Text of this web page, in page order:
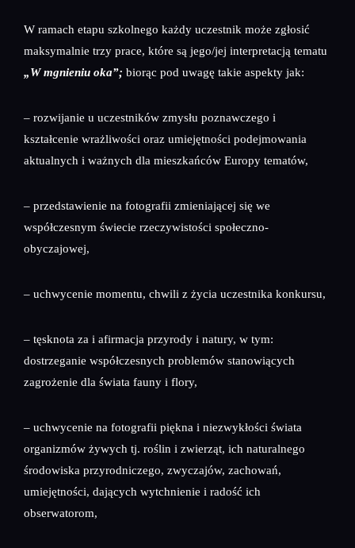
W ramach etapu szkolnego każdy uczestnik może zgłosić
maksymalnie trzy prace, które są jego/jej interpretacją tematu
„W mgnieniu oka”; biorąc pod uwagę takie aspekty jak:
– rozwijanie u uczestników zmysłu poznawczego i
kształcenie wrażliwości oraz umiejętności podejmowania
aktualnych i ważnych dla mieszkańców Europy tematów,
– przedstawienie na fotografii zmieniającej się we
współczesnym świecie rzeczywistości społeczno-
obyczajowej,
– uchwycenie momentu, chwili z życia uczestnika konkursu,
– tęsknota za i afirmacja przyrody i natury, w tym:
dostrzeganie współczesnych problemów stanowiących
zagrożenie dla świata fauny i flory,
– uchwycenie na fotografii piękna i niezwykłości świata
organizmów żywych tj. roślin i zwierząt, ich naturalnego
środowiska przyrodniczego, zwyczajów, zachowań,
umiejętności, dających wytchnienie i radość ich
obserwatorom,